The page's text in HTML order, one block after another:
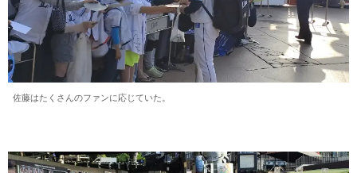
佐藤はたくさんのファンに応じていた。